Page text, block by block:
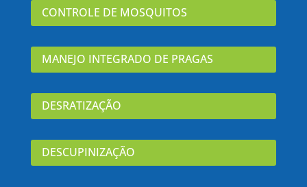
CONTROLE DE MOSQUITOS
MANEJO INTEGRADO DE PRAGAS
DESRATIZAÇÃO
DESCUPINIZAÇÃO